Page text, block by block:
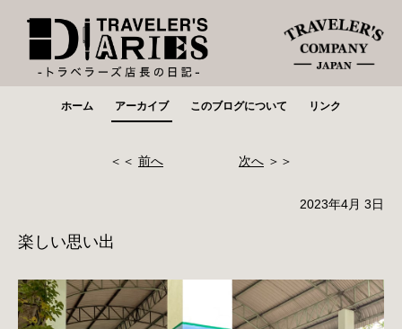
ホーム アーカイブ このブログについて リンク
＜＜ 前へ 次へ ＞＞
2023年4月 3日
楽しい思い出